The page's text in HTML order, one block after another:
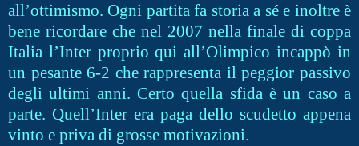
all’ottimismo. Ogni partita fa storia a sé e inoltre è
bene ricordare che nel 2007 nella finale di coppa
Italia l’Inter proprio qui all’Olimpico incappò in
un pesante 6-2 che rappresenta il peggior passivo
degli ultimi anni. Certo quella sfida è un caso a
parte. Quell’Inter era paga dello scudetto appena
vinto e priva di grosse motivazioni.